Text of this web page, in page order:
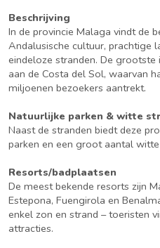
Beschrijving
In de provincie Malaga vindt de
Andalusische cultuur, prachtige
eindeloze stranden. De
aan de Costa del Sol, waarvan
miljoenen bezoekers aantrekt.
Natuurlijke parken & witte
Naast de stranden biedt deze
parken en een groot aantal
Resorts/badplaatsen
De meest bekende resorts zijn
Estepona, Fuengirola en
enkel zon en strand – toeristen
attracties.